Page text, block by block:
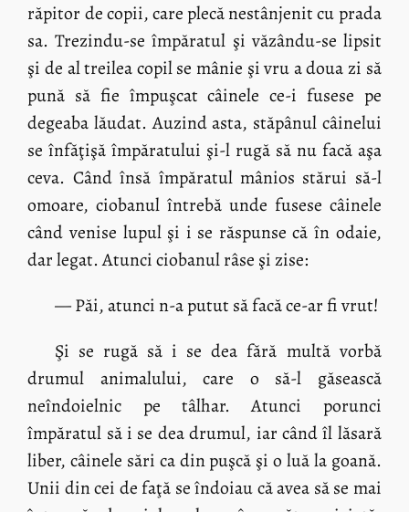
răpitor de copii, care plecă nestânjenit cu prada
sa. Trezindu-se împăratul şi văzându-se lipsit
şi de al treilea copil se mânie şi vru a doua zi să
pună să fie împuşcat câinele ce-i fusese pe
degeaba lăudat. Auzind asta, stăpânul câinelui
se înfăţişă împăratului şi-l rugă să nu facă aşa
ceva. Când însă împăratul mânios stărui să-l
omoare, ciobanul întrebă unde fusese câinele
când venise lupul şi i se răspunse că în odaie,
dar legat. Atunci ciobanul râse şi zise:
— Păi, atunci n-a putut să facă ce-ar fi vrut!
Şi se rugă să i se dea fără multă vorbă
drumul animalului, care o să-l găsească
neîndoielnic pe tâlhar. Atunci porunci
împăratul să i se dea drumul, iar când îl lăsară
liber, câinele sări ca din puşcă şi o luă la goană.
Unii din cei de faţă se îndoiau că avea să se mai